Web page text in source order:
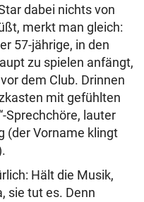
dabei nichts von
merkt man gleich:
57-jährige, in den
zu spielen anfängt,
dem Club. Drinnen
mit gefühlten
Sprechchöre, lauter
(der Vorname klingt
Hält die Musik,
sie tut es. Denn